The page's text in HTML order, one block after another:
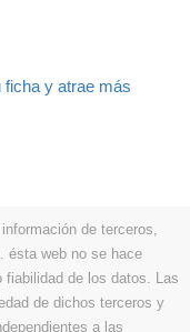
ficha y atrae más
de terceros,
ésta web no se hace
fiabilidad de los datos. Las
de dichos terceros y
a las